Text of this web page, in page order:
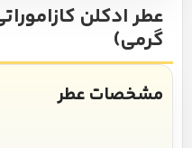
عطر ادکلن
گرمی)
مشخصات عطر